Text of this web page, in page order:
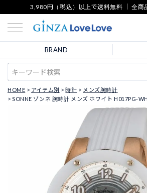
3,980円（税込）以上で送料無料 ｜ 全商
BRAND
HOME アイテム別 時計
メンズ腕時計
SONNE ゾンネ 腕時計 メンズ ホワイト H017PG-WH